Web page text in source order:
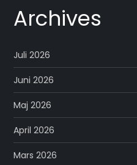
Archives
Juli 2026
Juni 2026
Maj 2026
April 2026
Mars 2026